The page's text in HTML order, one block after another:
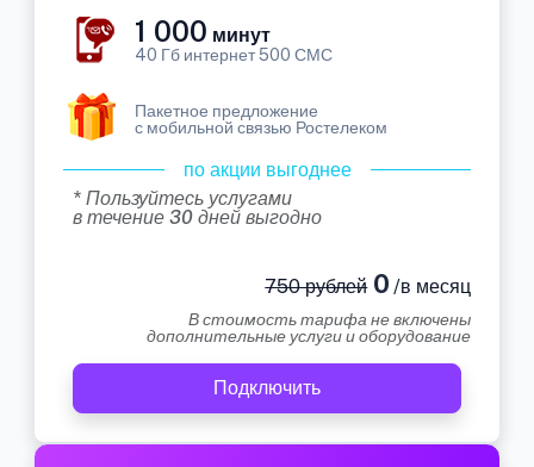
1 000 минут
40 Гб интернет 500 СМС
Пакетное предложение
с мобильной связью Ростелеком
по акции выгоднее
* Пользуйтесь услугами
в течение 30 дней выгодно
750 рублей0 /в месяц
В стоимость тарифа не включены
дополнительные услуги и оборудование
Подключить